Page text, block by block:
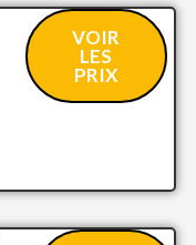
VOIR
LES
PRIX